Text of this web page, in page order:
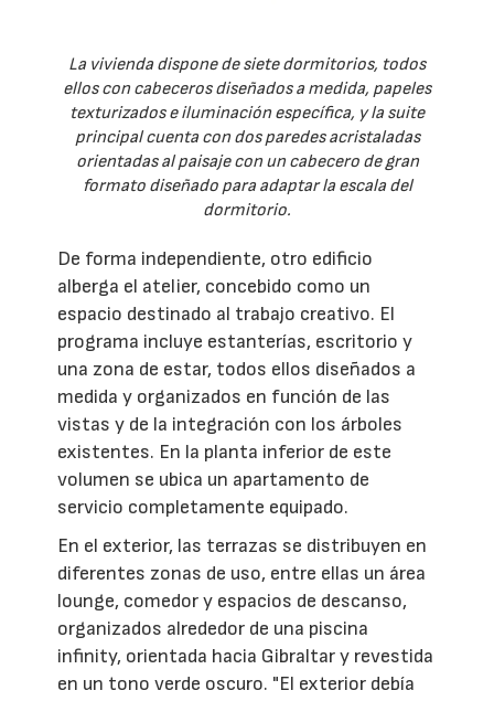
La vivienda dispone de siete dormitorios, todos
ellos con cabeceros diseñados a medida, papeles
texturizados e iluminación específica, y la suite
principal cuenta con dos paredes acristaladas
orientadas al paisaje con un cabecero de gran
formato diseñado para adaptar la escala del
dormitorio.
De forma independiente, otro edificio
alberga el atelier, concebido como un
espacio destinado al trabajo creativo. El
programa incluye estanterías, escritorio y
una zona de estar, todos ellos diseñados a
medida y organizados en función de las
vistas y de la integración con los árboles
existentes. En la planta inferior de este
volumen se ubica un apartamento de
servicio completamente equipado.
En el exterior, las terrazas se distribuyen en
diferentes zonas de uso, entre ellas un área
lounge, comedor y espacios de descanso,
organizados alrededor de una piscina
infinity, orientada hacia Gibraltar y revestida
en un tono verde oscuro. "El exterior debía